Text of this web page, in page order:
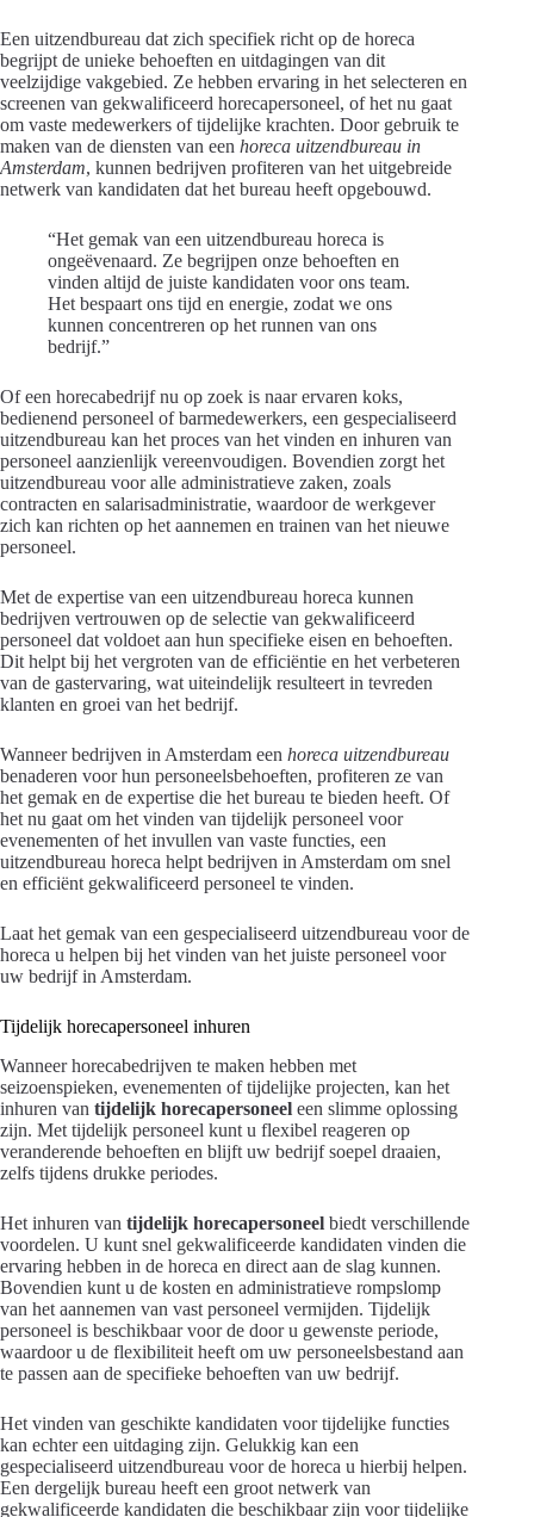
Een uitzendbureau dat zich specifiek richt op de horeca
begrijpt de unieke behoeften en uitdagingen van dit
veelzijdige vakgebied. Ze hebben ervaring in het selecteren en
screenen van gekwalificeerd horecapersoneel, of het nu gaat
om vaste medewerkers of tijdelijke krachten. Door gebruik te
maken van de diensten van een horeca uitzendbureau in
Amsterdam, kunnen bedrijven profiteren van het uitgebreide
netwerk van kandidaten dat het bureau heeft opgebouwd.
“Het gemak van een uitzendbureau horeca is
ongeëvenaard. Ze begrijpen onze behoeften en
vinden altijd de juiste kandidaten voor ons team.
Het bespaart ons tijd en energie, zodat we ons
kunnen concentreren op het runnen van ons
bedrijf.”
Of een horecabedrijf nu op zoek is naar ervaren koks,
bedienend personeel of barmedewerkers, een gespecialiseerd
uitzendbureau kan het proces van het vinden en inhuren van
personeel aanzienlijk vereenvoudigen. Bovendien zorgt het
uitzendbureau voor alle administratieve zaken, zoals
contracten en salarisadministratie, waardoor de werkgever
zich kan richten op het aannemen en trainen van het nieuwe
personeel.
Met de expertise van een uitzendbureau horeca kunnen
bedrijven vertrouwen op de selectie van gekwalificeerd
personeel dat voldoet aan hun specifieke eisen en behoeften.
Dit helpt bij het vergroten van de efficiëntie en het verbeteren
van de gastervaring, wat uiteindelijk resulteert in tevreden
klanten en groei van het bedrijf.
Wanneer bedrijven in Amsterdam een horeca uitzendbureau
benaderen voor hun personeelsbehoeften, profiteren ze van
het gemak en de expertise die het bureau te bieden heeft. Of
het nu gaat om het vinden van tijdelijk personeel voor
evenementen of het invullen van vaste functies, een
uitzendbureau horeca helpt bedrijven in Amsterdam om snel
en efficiënt gekwalificeerd personeel te vinden.
Laat het gemak van een gespecialiseerd uitzendbureau voor de
horeca u helpen bij het vinden van het juiste personeel voor
uw bedrijf in Amsterdam.
Tijdelijk horecapersoneel inhuren
Wanneer horecabedrijven te maken hebben met
seizoenspieken, evenementen of tijdelijke projecten, kan het
inhuren van tijdelijk horecapersoneel een slimme oplossing
zijn. Met tijdelijk personeel kunt u flexibel reageren op
veranderende behoeften en blijft uw bedrijf soepel draaien,
zelfs tijdens drukke periodes.
Het inhuren van tijdelijk horecapersoneel biedt verschillende
voordelen. U kunt snel gekwalificeerde kandidaten vinden die
ervaring hebben in de horeca en direct aan de slag kunnen.
Bovendien kunt u de kosten en administratieve rompslomp
van het aannemen van vast personeel vermijden. Tijdelijk
personeel is beschikbaar voor de door u gewenste periode,
waardoor u de flexibiliteit heeft om uw personeelsbestand aan
te passen aan de specifieke behoeften van uw bedrijf.
Het vinden van geschikte kandidaten voor tijdelijke functies
kan echter een uitdaging zijn. Gelukkig kan een
gespecialiseerd uitzendbureau voor de horeca u hierbij helpen.
Een dergelijk bureau heeft een groot netwerk van
gekwalificeerde kandidaten die beschikbaar zijn voor tijdelijke